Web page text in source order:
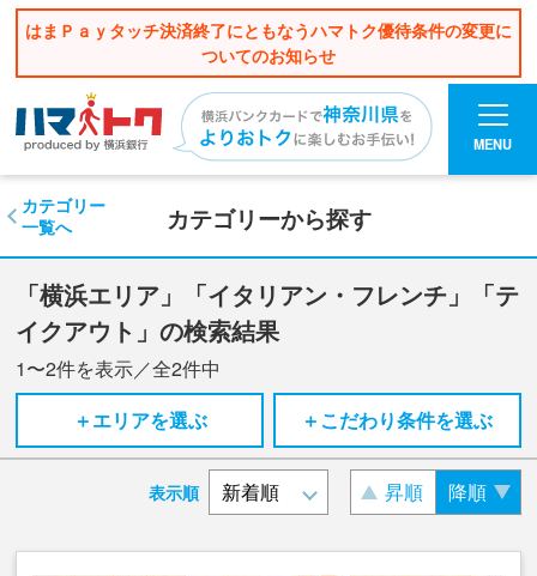
はまＰａｙタッチ決済終了にともなうハマトク優待条件の変更に
ついてのお知らせ
MENU
カテゴリーから探す
カテゴリー
一覧へ
「横浜エリア」「イタリアン・フレンチ」「テ
イクアウト」の検索結果
1〜2件を表示／全2件中
＋エリアを選ぶ
＋こだわり条件を選ぶ
表示順 昇順 降順